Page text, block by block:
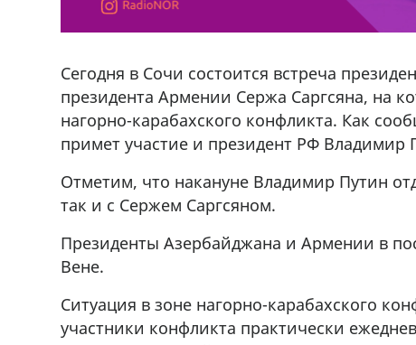
Сегодня в Сочи состоится встреча
президента Армении Сержа Саргсяна, на
нагорно-карабахского конфликта. Как
примет участие и президент РФ Владимир
Отметим, что накануне Владимир Путин
так и с Сержем Саргсяном.
Президенты Азербайджана и Армении в
Вене.
Ситуация в зоне нагорно-карабахского
участники конфликта практически
Hask
Срочно на трассе Ниноцминда-
продается объект,+995 574 40 74